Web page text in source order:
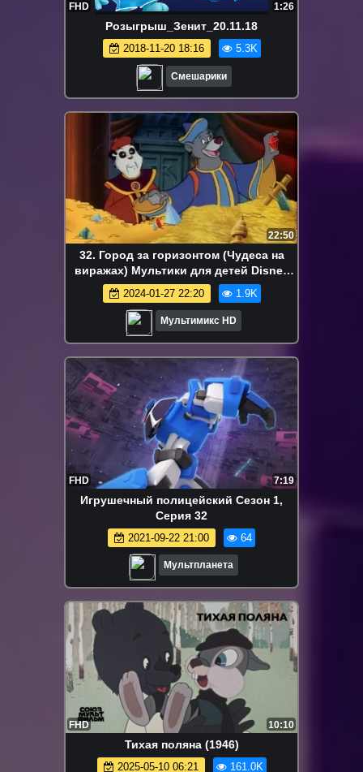
FHD 1:26
Розыгрыш_Зенит_20.11.18
2018-11-20 18:16 5.3K
Смешарики
22:50
32. Город за горизонтом (Чудеса на
виражах) Мультики для детей Disney
сериалы Netflix HBO Episodes
2024-01-27 22:20 1.9K
Мультимикс HD
FHD 7:19
Игрушечный полицейский Сезон 1,
Серия 32
2021-09-22 21:00 64
Мультпланета
FHD 10:10
Тихая поляна (1946)
2025-05-10 06:21 161.0K